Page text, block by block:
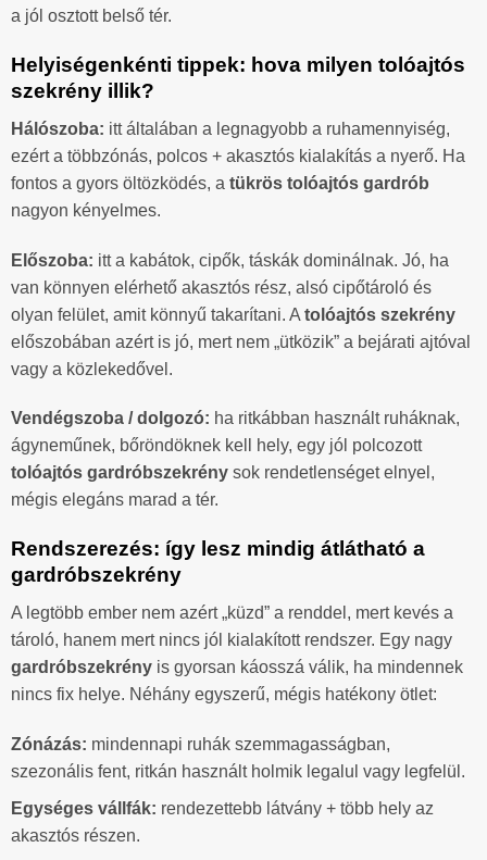
a jól osztott belső tér.
Helyiségenkénti tippek: hova milyen tolóajtós
szekrény illik?
Hálószoba: itt általában a legnagyobb a ruhamennyiség,
ezért a többzónás, polcos + akasztós kialakítás a nyerő. Ha
fontos a gyors öltözködés, a tükrös tolóajtós gardrób
nagyon kényelmes.
Előszoba: itt a kabátok, cipők, táskák dominálnak. Jó, ha
van könnyen elérhető akasztós rész, alsó cipőtároló és
olyan felület, amit könnyű takarítani. A tolóajtós szekrény
előszobában azért is jó, mert nem „ütközik” a bejárati ajtóval
vagy a közlekedővel.
Vendégszoba / dolgozó: ha ritkábban használt ruháknak,
ágyneműnek, bőröndöknek kell hely, egy jól polcozott
tolóajtós gardróbszekrény sok rendetlenséget elnyel,
mégis elegáns marad a tér.
Rendszerezés: így lesz mindig átlátható a
gardróbszekrény
A legtöbb ember nem azért „küzd” a renddel, mert kevés a
tároló, hanem mert nincs jól kialakított rendszer. Egy nagy
gardróbszekrény is gyorsan káosszá válik, ha mindennek
nincs fix helye. Néhány egyszerű, mégis hatékony ötlet:
Zónázás: mindennapi ruhák szemmagasságban,
szezonális fent, ritkán használt holmik legalul vagy legfelül.
Egységes vállfák: rendezettebb látvány + több hely az
akasztós részen.